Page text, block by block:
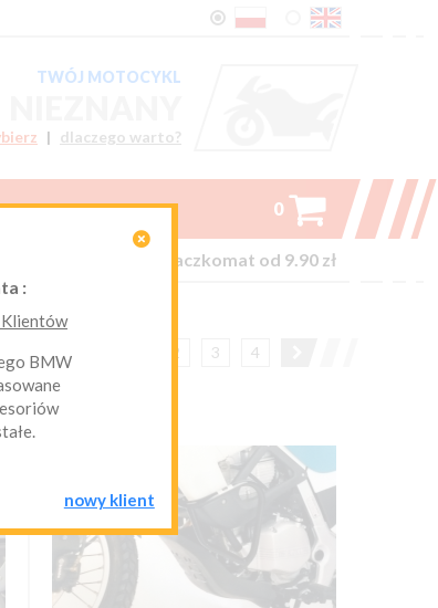
TWÓJ MOTOCYKL
| dlaczego warto?

:
Klientów
BMW
nowy klient

0
kurier Inpost i Paczkomat od 9.90 zł
2 3 4